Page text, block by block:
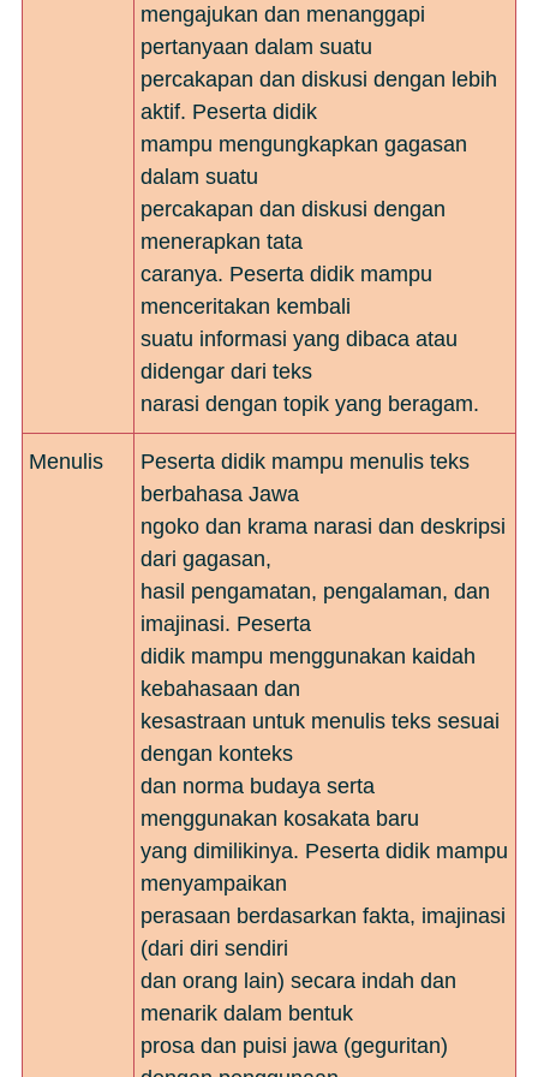
mengajukan dan menanggapi
pertanyaan dalam suatu
percakapan dan diskusi dengan lebih
aktif. Peserta didik
mampu mengungkapkan gagasan
dalam suatu
percakapan dan diskusi dengan
menerapkan tata
caranya. Peserta didik mampu
menceritakan kembali
suatu informasi yang dibaca atau
didengar dari teks
narasi dengan topik yang beragam.
Menulis
Peserta didik mampu menulis teks
berbahasa Jawa
ngoko dan krama narasi dan deskripsi
dari gagasan,
hasil pengamatan, pengalaman, dan
imajinasi. Peserta
didik mampu menggunakan kaidah
kebahasaan dan
kesastraan untuk menulis teks sesuai
dengan konteks
dan norma budaya serta
menggunakan kosakata baru
yang dimilikinya. Peserta didik mampu
menyampaikan
perasaan berdasarkan fakta, imajinasi
(dari diri sendiri
dan orang lain) secara indah dan
menarik dalam bentuk
prosa dan puisi jawa (geguritan)